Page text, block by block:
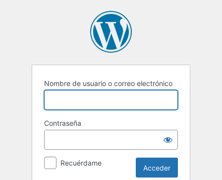
Nombre de usuario o correo electrónico
Contraseña
Recuérdame